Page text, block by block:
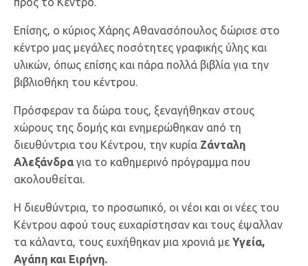
Επίσης, ο κύριος Χάρης Αθανασόπουλος δώρισε στο
κέντρο μας μεγάλες ποσότητες γραφικής ύλης και
υλικών, όπως επίσης και πάρα πολλά βιβλία για την
βιβλιοθήκη του κέντρου.
Πρόσφεραν τα δώρα τους, ξεναγήθηκαν στους
χώρους της δομής και ενημερώθηκαν από τη
διευθύντρια του Κέντρου, την κυρία Ζάνταλη
Αλεξάνδρα για το καθημερινό πρόγραμμα που
ακολουθείται.
Η διευθύντρια, το προσωπικό, οι νέοι και οι νέες του
Κέντρου αφού τους ευχαρίστησαν και τους έψαλλαν
τα κάλαντα, τους ευχήθηκαν μια χρονιά με Υγεία,
Αγάπη και Ειρήνη.